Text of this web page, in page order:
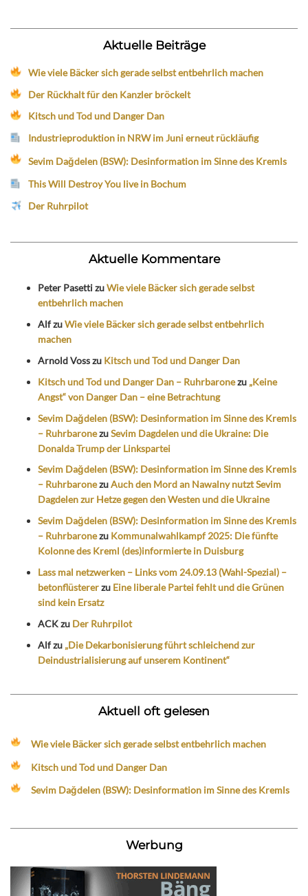
Aktuelle Beiträge
Wie viele Bäcker sich gerade selbst entbehrlich machen
Der Rückhalt für den Kanzler bröckelt
Kitsch und Tod und Danger Dan
Industrieproduktion in NRW im Juni erneut rückläufig
Sevim Dağdelen (BSW): Desinformation im Sinne des Kremls
This Will Destroy You live in Bochum
Der Ruhrpilot
Aktuelle Kommentare
Peter PasettizuWie viele Bäcker sich gerade selbst
entbehrlich machen
AlfzuWie viele Bäcker sich gerade selbst entbehrlich
machen
Arnold Vosszu Kitsch und Tod und Danger Dan
Kitsch und Tod und Danger Dan – Ruhrbaronezu „Keine
Angst“ von Danger Dan – eine Betrachtung
Sevim Dağdelen (BSW): Desinformation im Sinne des Kremls
– RuhrbaronezuSevim Dagdelen und die Ukraine: Die
Donalda Trump der Linkspartei
Sevim Dağdelen (BSW): Desinformation im Sinne des Kremls
– RuhrbaronezuAuch den Mord an Nawalny nutzt Sevim
Dagdelen zur Hetze gegen den Westen und die Ukraine
Sevim Dağdelen (BSW): Desinformation im Sinne des Kremls
– Ruhrbaronezu Kommunalwahlkampf 2025: Die fünfte
Kolonne des Kreml (des)informierte in Duisburg
Lass mal netzwerken – Links vom 24.09.13 (Wahl-Spezial) –
betonflüstererzu Eine liberale Partei fehlt und die Grünen
sind kein Ersatz
ACKzu Der Ruhrpilot
Alfzu „Die Dekarbonisierung führt schleichend zur
Deindustrialisierung auf unserem Kontinent“
Aktuell oft gelesen
Wie viele Bäcker sich gerade selbst entbehrlich machen
Kitsch und Tod und Danger Dan
Sevim Dağdelen (BSW): Desinformation im Sinne des Kremls
Werbung